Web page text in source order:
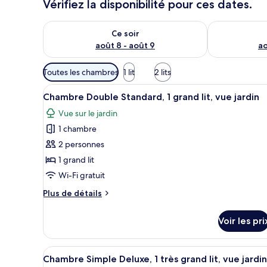
Vérifiez la disponibilité pour ces dates.
Ce soir
août 8 - août 9
Vérifier la disponibilité pour ce soir août 8 - août 9
Vérifier la
Filtres
disponibles
pour
les
chambres
Toutes les chambres 1 lit 2 lits
Afficher
toutes
les
photos
pour
ce
type
chambre :
Standard,
1
Chambre Double Standard,
7
Chambre Double Standard, 1 grand lit, vue jardin
Vue sur le jardin
1 chambre
2 personnes
1 grand lit
Wi-Fi gratuit
Plus de détails
Plus
le
type
de
Voir les
Afficher
Chambre Simple Deluxe, 1
5
Chambre Simple Deluxe, 1 très grand lit, vue jardin